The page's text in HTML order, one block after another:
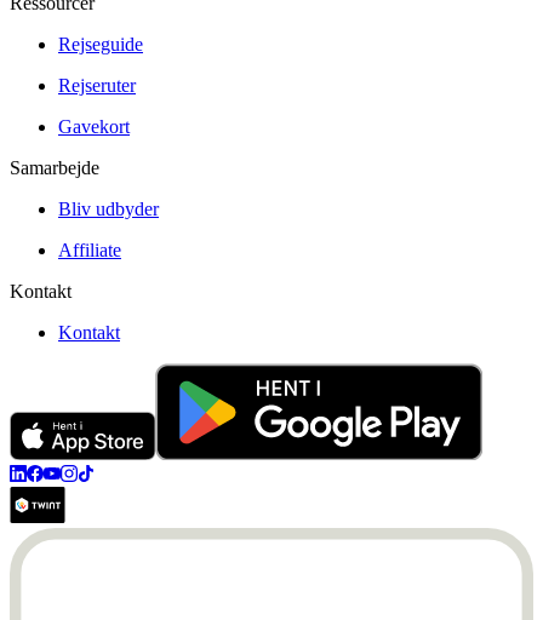
Rejseguide
Rejseruter
Gavekort
Samarbejde
Bliv udbyder
Affiliate
Kontakt
Kontakt